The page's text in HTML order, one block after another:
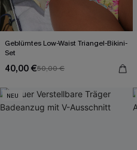
Geblümtes Low-Waist Triangel-Bikini-
Set
40,00 €50,00 €
NEU